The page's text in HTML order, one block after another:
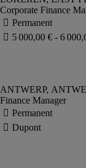
Corporate Finance
Finance Manager